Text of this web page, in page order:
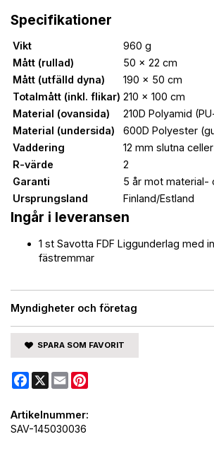
Myndigheter och företag
Specifikationer
Vikt
960 g
Mått (rullad)
50 x 22 cm
Mått (utfälld dyna)
190 x 50 cm
Totalmått (inkl. flikar) 210 x 100 cm
Material (ovansida)
210D Polyamid
Material (undersida)
600D Polyester
Vaddering
12 mm slutna
R-värde
2
Garanti
5 år mot material-
Ursprungsland
Finland/Estland
Ingår i leveransen
1 st Savotta FDF Liggunderlag med
fästremmar
SPARA SOM FAVORIT
Facebook
X Email
Artikelnummer:
SAV-145030036